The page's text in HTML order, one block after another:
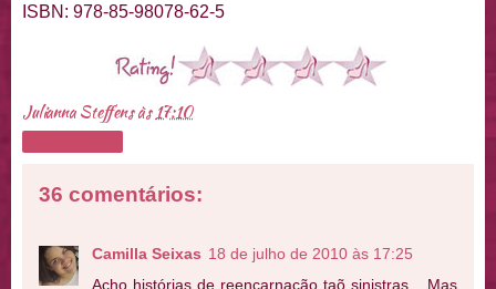
ISBN: 978-85-98078-62-5
Julianna Steffensàs 17:10
36 comentários:
Camilla Seixas 18 de julho de 2010 às 17:25
Acho histórias de reencarnação taõ sinistras... Mas